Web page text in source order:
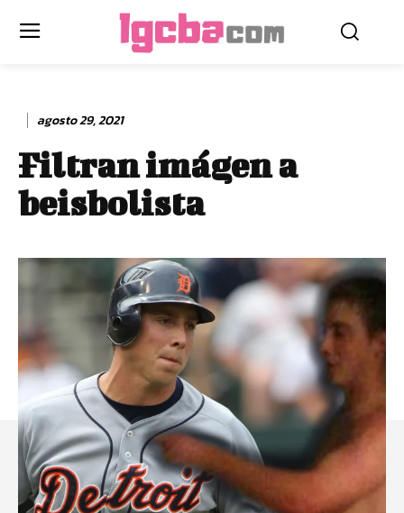
agosto 29, 2021
Filtran imágen a
beisbolista